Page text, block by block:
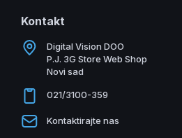
Kontakt
Digital Vision DOO
P.J. 3G Store Web Shop
Novi sad
021/3100-359
Kontaktirajte nas